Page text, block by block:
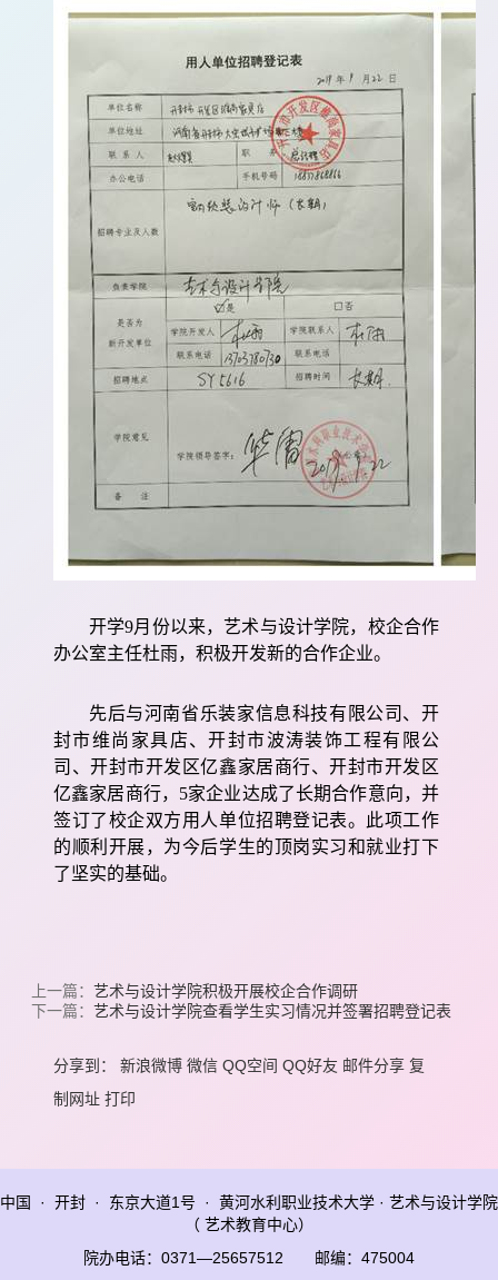
开学9月份以来，艺术与设计学院，校企合作
办公室主任杜雨，积极开发新的合作企业。
先后与河南省乐装家信息科技有限公司、开
封市维尚家具店、开封市波涛装饰工程有限公
司、开封市开发区亿鑫家居商行、开封市开发区
亿鑫家居商行， 5家企业达成了长期合作意向，并
签订了校企双方用人单位招聘登记表。此项工作
的顺利开展，为今后学生的顶岗实习和就业打下
了坚实的基础。
上一篇： 艺术与设计学院积极开展校企合作调研
下一篇： 艺术与设计学院查看学生实习情况并签署招聘登记表
分享到： 新浪微博 微信 QQ空间 QQ好友 邮件分享 复
制网址 打印
中国 · 开封 · 东京大道1号 · 黄河水利职业技术大学 · 艺术与设计学院
（ 艺术教育中心）
院办电话：0371—25657512 邮编：475004